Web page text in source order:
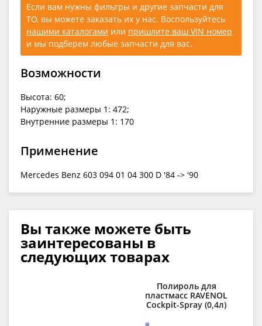
Если вам нужны фильтры и другие запчасти для
ТО, вы можете заказать их у нас. Воспользуйтесь
нашими каталогами или пришлите ваш VIN номер
и мы подберем любые запчасти для вас.
Возможности
Высота: 60;
Наружные размеры 1: 472;
Внутренние размеры 1: 170
Применение
Mercedes Benz 603 094 01 04 300 D '84 -> '90
Вы также можете быть
заинтересованы в
следующих товарах
Полироль для
пластмасс RAVENOL
Cockpit-Spray (0,4л)